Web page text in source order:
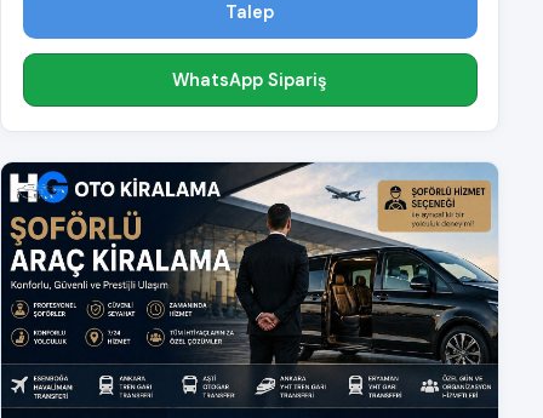
Talep
WhatsApp Sipariş